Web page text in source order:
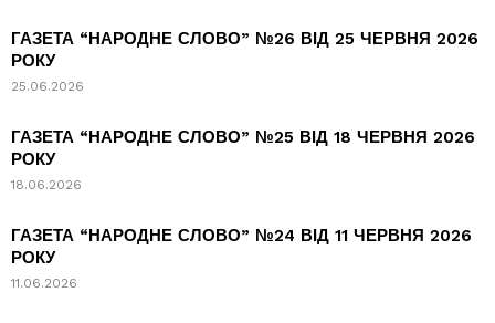
ГАЗЕТА “НАРОДНЕ СЛОВО” №26 ВІД 25 ЧЕРВНЯ 2026
РОКУ
25.06.2026
ГАЗЕТА “НАРОДНЕ СЛОВО” №25 ВІД 18 ЧЕРВНЯ 2026
РОКУ
18.06.2026
ГАЗЕТА “НАРОДНЕ СЛОВО” №24 ВІД 11 ЧЕРВНЯ 2026
РОКУ
11.06.2026